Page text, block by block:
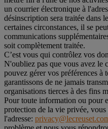
un courrier électronique à
désinscription sera traitée dans
certaines circonstances, il se
communications
soit complètement traitée.
C’est vous qui contrôlez vos
N'oubliez pas que vous avez le
pouvez gérer vos préférences à
garantissons de ne jamais
organisations tierces à des fins
Pour toute information ou pour
protection de la vie privée,
l'adresse: